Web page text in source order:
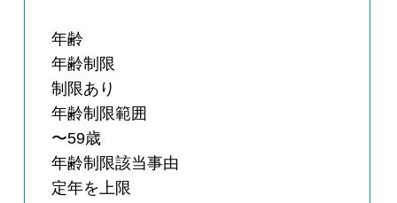
年齢
年齢制限
制限あり
年齢制限範囲
〜59歳
年齢制限該当事由
定年を上限